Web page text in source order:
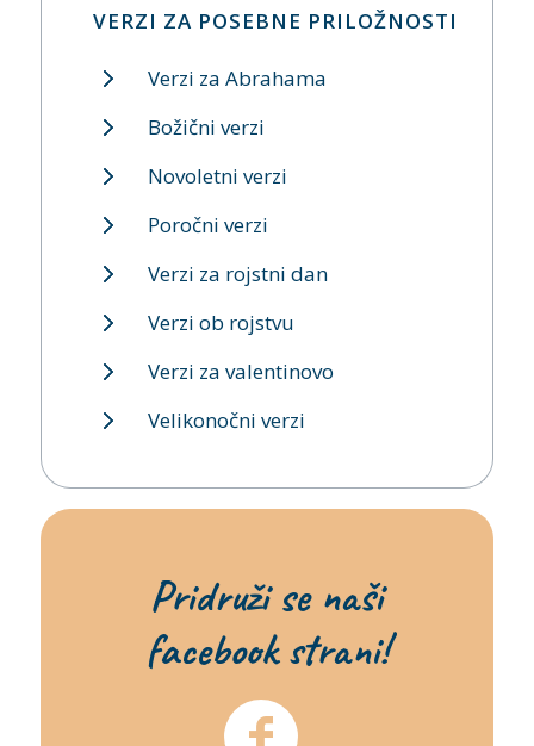
VERZI ZA POSEBNE PRILOŽNOSTI
Verzi za Abrahama
Božični verzi
Novoletni verzi
Poročni verzi
Verzi za rojstni dan
Verzi ob rojstvu
Verzi za valentinovo
Velikonočni verzi
Pridruži se naši
facebook strani!